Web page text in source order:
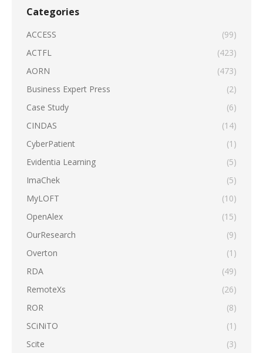
Categories
ACCESS
(99)
ACTFL
(423)
AORN
(473)
Business Expert Press
(2)
Case Study
(6)
CINDAS
(14)
CyberPatient
(1)
Evidentia Learning
(5)
ImaChek
(5)
MyLOFT
(10)
OpenAlex
(15)
OurResearch
(9)
Overton
(1)
RDA
(49)
RemoteXs
(26)
ROR
(8)
SCiNiTO
(1)
Scite
(3)